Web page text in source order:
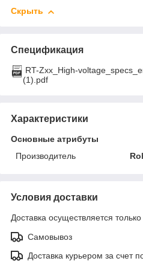
Скрыть
Спецификация
RT-Zxx_High-
(1).pdf
Характеристики
Основные атрибуты
Производитель
Условия доставки
Доставка осуществляется
Самовывоз
Доставка курьером за счет